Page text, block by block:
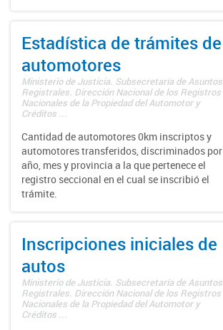
Estadística de trámites de
automotores
Ministerio de Justicia. Subsecretaría de Asuntos
Registrales. Dirección Nacional de los Registros
Nacionales de la Propiedad del Automotor y
Créditos ...
Cantidad de automotores 0km inscriptos y
automotores transferidos, discriminados por
año, mes y provincia a la que pertenece el
registro seccional en el cual se inscribió el
trámite.
Inscripciones iniciales de
autos
Ministerio de Justicia. Subsecretaría de Asuntos
Registrales. Dirección Nacional de los Registros
Nacionales de la Propiedad del Automotor y
Créditos ...